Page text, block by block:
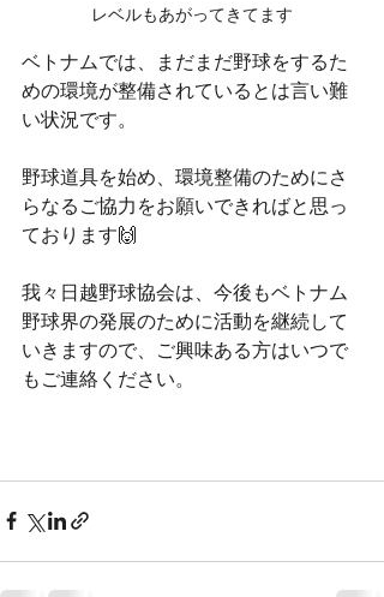
レベルもあがってきてます
ベトナムでは、まだまだ野球をするた
めの環境が整備されているとは言い難
い状況です。
野球道具を始め、環境整備のためにさ
らなるご協力をお願いできればと思っ
ております🙌
我々日越野球協会は、今後もベトナム
野球界の発展のために活動を継続して
いきますので、ご興味ある方はいつで
もご連絡ください。